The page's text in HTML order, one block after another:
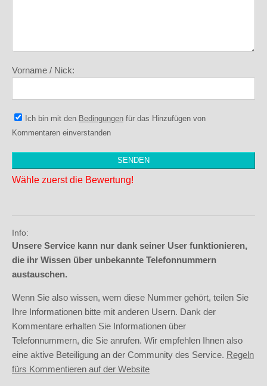
Vorname / Nick:
Ich bin mit den Bedingungen für das Hinzufügen von
Kommentaren einverstanden
Wähle zuerst die Bewertung!
Info:
Unsere Service kann nur dank seiner User funktionieren,
die ihr Wissen über unbekannte Telefonnummern
austauschen.
Wenn Sie also wissen, wem diese Nummer gehört, teilen Sie
Ihre Informationen bitte mit anderen Usern. Dank der
Kommentare erhalten Sie Informationen über
Telefonnummern, die Sie anrufen. Wir empfehlen Ihnen also
eine aktive Beteiligung an der Community des Service. Regeln
fürs Kommentieren auf der Website